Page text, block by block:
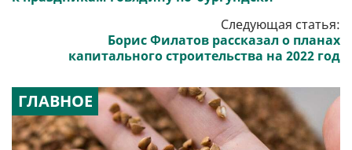
Следующая статья:
Борис Филатов рассказал о планах
капитального строительства на 2022 год
ГЛАВНОЕ